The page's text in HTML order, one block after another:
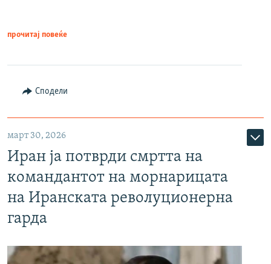
прочитај повеќе
Сподели
март 30, 2026
Иран ја потврди смртта на
командантот на морнарицата
на Иранската револуционерна
гарда